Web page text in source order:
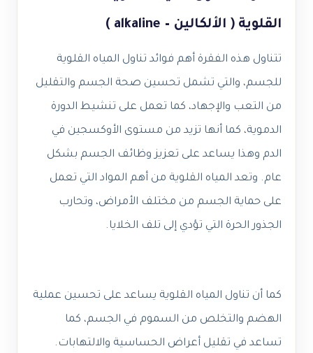
القلوية ( الألكالين – alkaline )
تتناول هذه الفقرة أهم فوائد تناول المياه القلوية
للجسم، والتي تشمل تحسين صحة الجسم والتقليل
من التعب والإجهاد، كما تعمل على تنشيط الدورة
الدموية، كما أنها تزيد من مستوى الأوكسجين في
الدم وهذا يساعد على تعزيز وظائف الجسم بشكل
عام. وتعد المياه القلوية من أهم المواد التي تعمل
على حماية الجسم من مختلف الأمراض، وتحارب
الجذور الحرة التي تؤدي إلى تلف الخلايا.
كما أن تناول المياه القلوية يساعد على تحسين عملية
الهضم والتخلص من السموم في الجسم، كما
تساعد في تقليل أعراض الحساسية والالتهابات.